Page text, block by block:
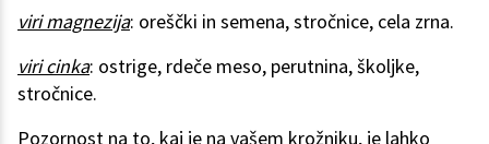
viri magnezija: oreščki in semena, stročnice, cela zrna.
viri cinka: ostrige, rdeče meso, perutnina, školjke,
stročnice.
Pozornost na to, kaj je na vašem krožniku, je lahko